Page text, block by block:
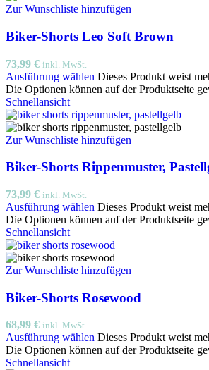
Zur Wunschliste hinzufügen
Biker-Shorts Leo Soft Brown
73,99 € inkl. MwSt.
Ausführung wählen Dieses Produkt weist
Die Optionen können auf der Produktseite
Schnellansicht
Zur Wunschliste hinzufügen
Biker-Shorts Rippenmuster,
73,99 € inkl. MwSt.
Ausführung wählen Dieses Produkt weist
Die Optionen können auf der Produktseite
Schnellansicht
Zur Wunschliste hinzufügen
Biker-Shorts Rosewood
68,99 € inkl. MwSt.
Ausführung wählen Dieses Produkt weist
Die Optionen können auf der Produktseite
Schnellansicht